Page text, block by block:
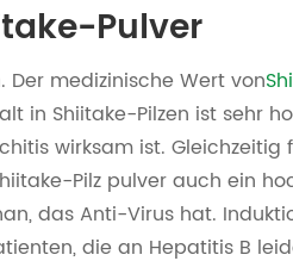
Pulver
Der medizinische Wert von
in Shiitake-Pilzen ist sehr
wirksam ist.
Pilz pulver auch ein
das Anti-Virus hat.
die an Hepatitis B